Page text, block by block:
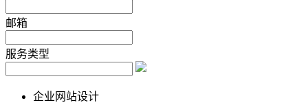
邮箱
服务类型
企业网站设计